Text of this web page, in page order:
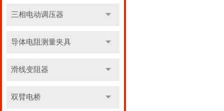
三相电动调压器
导体电阻测量夹具
滑线变阻器
双臂电桥